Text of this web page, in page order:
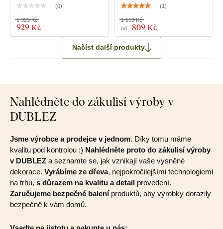
(0)
929 Kč
1 329 Kč
(1)
od 809 Kč
1 159 Kč
Načíst další produkty
Nahlédněte do zákulisí výroby v
DUBLEZ
Jsme výrobce a prodejce v jednom. Díky tomu máme
kvalitu pod kontrolou :) Nahlédněte proto do zákulisí výroby
v DUBLEZ a seznamte se, jak vznikají vaše vysněné
dekorace. Vyrábíme ze dřeva, nejpokročilejšími technologiemi
na trhu, s důrazem na kvalitu a detail provedení.
Zaručujeme bezpečné baleníproduktů, aby výrobky dorazily
bezpečně k vám domů.